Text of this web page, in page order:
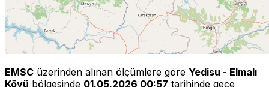
EMSC üzerinden alınan ölçümlere göre Yedisu - Elmalı
Köyü bölgesinde 01.05.2026 00:57 tarihinde gece